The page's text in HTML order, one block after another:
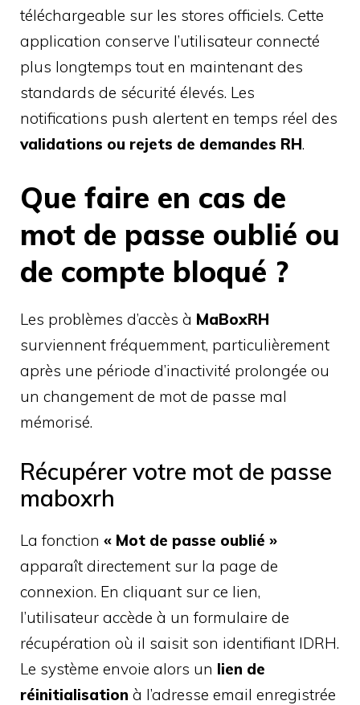
téléchargeable sur les stores officiels. Cette
application conserve l’utilisateur connecté
plus longtemps tout en maintenant des
standards de sécurité élevés. Les
notifications push alertent en temps réel des
validations ou rejets de demandes RH.
Que faire en cas de
mot de passe oublié ou
de compte bloqué ?
Les problèmes d’accès à MaBoxRH
surviennent fréquemment, particulièrement
après une période d’inactivité prolongée ou
un changement de mot de passe mal
mémorisé.
Récupérer votre mot de passe
maboxrh
La fonction « Mot de passe oublié »
apparaît directement sur la page de
connexion. En cliquant sur ce lien,
l’utilisateur accède à un formulaire de
récupération où il saisit son identifiant IDRH.
Le système envoie alors un lien de
réinitialisation à l’adresse email enregistrée